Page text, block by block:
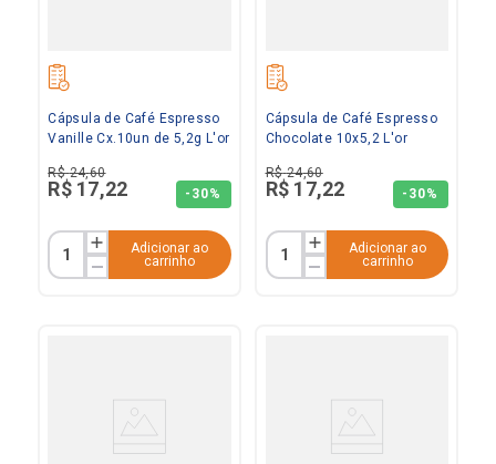
Cápsula de Café Espresso
Vanille Cx.10un de 5,2g L'or
R$ 24,60
R$ 17,22 - 30%
Adicionar ao
carrinho
Cápsula de Café Espresso
Chocolate 10x5,2 L'or
R$ 24,60
R$ 17,22 - 30%
Adicionar ao
carrinho